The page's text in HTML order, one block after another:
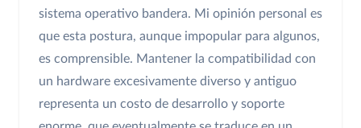
sistema operativo bandera. Mi opinión personal es
que esta postura, aunque impopular para algunos,
es comprensible. Mantener la compatibilidad con
un hardware excesivamente diverso y antiguo
representa un costo de desarrollo y soporte